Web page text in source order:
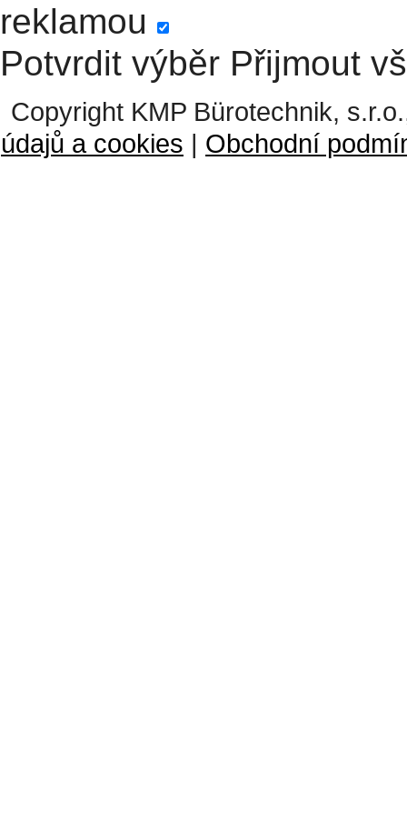
reklamou
Potvrdit výběr Přijmout
Copyright KMP Bürotechnik,
údajů a cookies | Obchodní